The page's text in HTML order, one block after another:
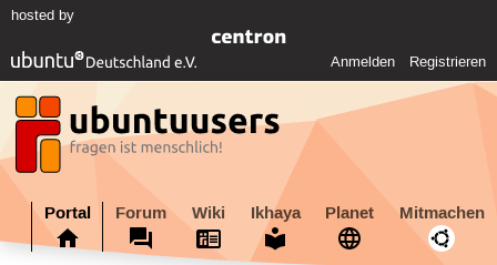
hosted by
Anmelden Registrieren
Portal Forum Wiki Ikhaya Planet Mitmachen